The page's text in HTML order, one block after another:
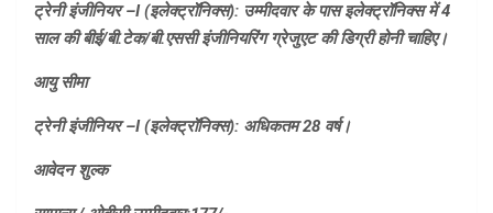
ट्रेनी इंजीनियर –I (इलेक्ट्रॉनिक्स): उम्मीदवार के पास इलेक्ट्रॉनिक्स में 4
साल की बीई/बी.टेक/बी.एससी इंजीनियरिंग ग्रेजुएट की डिग्री होनी चाहिए।
आयु सीमा
ट्रेनी इंजीनियर –I (इलेक्ट्रॉनिक्स): अधिकतम 28 वर्ष।
आवेदन शुल्क